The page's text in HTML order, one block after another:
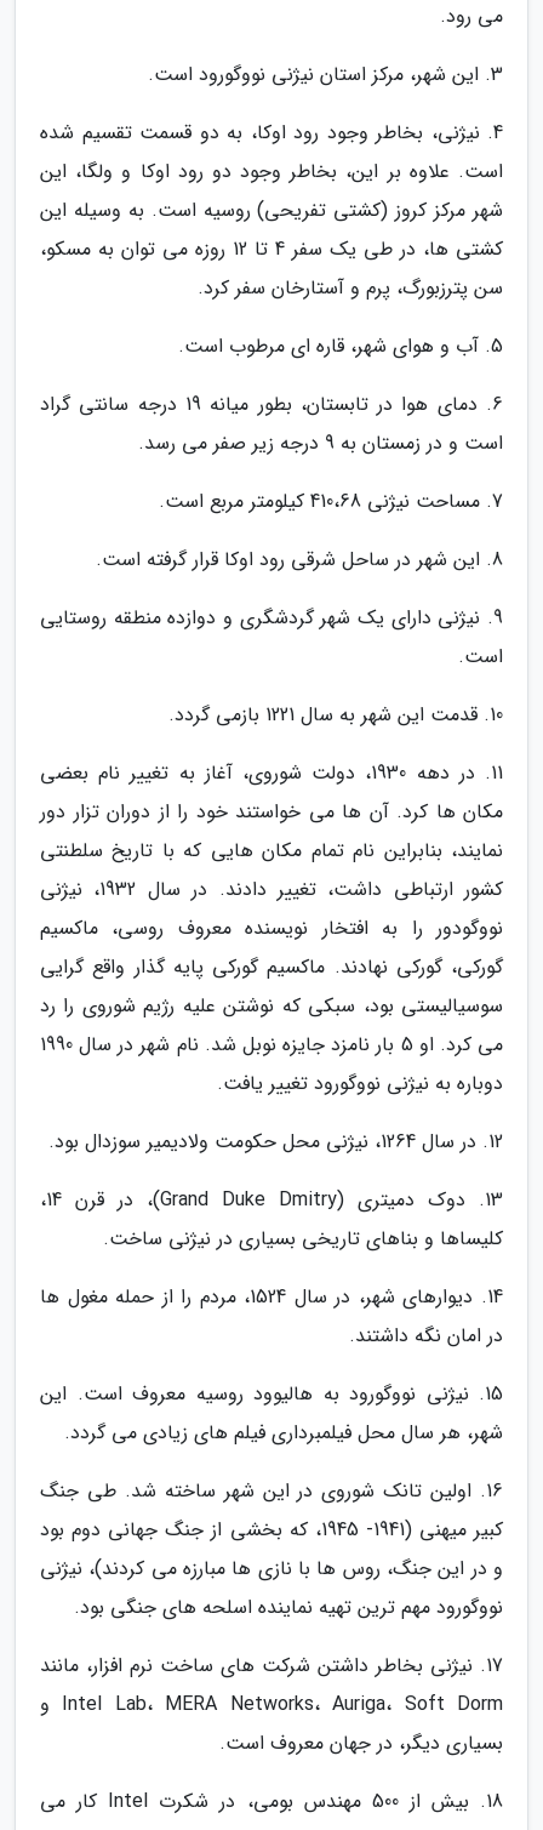
می رود.
3. این شهر، مرکز استان نیژنی نووگورود است.
4. نیژنی، بخاطر وجود رود اوکا، به دو قسمت تقسیم شده
است. علاوه بر این، بخاطر وجود دو رود اوکا و ولگا، این
شهر مرکز کروز (کشتی تفریحی) روسیه است. به وسیله این
کشتی ها، در طی یک سفر 4 تا 12 روزه می توان به مسکو،
سن پترزبورگ، پرم و آستارخان سفر کرد.
5. آب و هوای شهر، قاره ای مرطوب است.
6. دمای هوا در تابستان، بطور میانه 19 درجه سانتی گراد
است و در زمستان به 9 درجه زیر صفر می رسد.
7. مساحت نیژنی 410،68 کیلومتر مربع است.
8. این شهر در ساحل شرقی رود اوکا قرار گرفته است.
9. نیژنی دارای یک شهر گردشگری و دوازده منطقه روستایی
است.
10. قدمت این شهر به سال 1221 بازمی گردد.
11. در دهه 1930، دولت شوروی، آغاز به تغییر نام بعضی
مکان ها کرد. آن ها می خواستند خود را از دوران تزار دور
نمایند، بنابراین نام تمام مکان هایی که با تاریخ سلطنتی
کشور ارتباطی داشت، تغییر دادند. در سال 1932، نیژنی
نووگودور را به افتخار نویسنده معروف روسی، ماکسیم
گورکی، گورکی نهادند. ماکسیم گورکی پایه گذار واقع گرایی
سوسیالیستی بود، سبکی که نوشتن علیه رژیم شوروی را رد
می کرد. او 5 بار نامزد جایزه نوبل شد. نام شهر در سال 1990
دوباره به نیژنی نووگورود تغییر یافت.
12. در سال 1264، نیژنی محل حکومت ولادیمیر سوزدال بود.
13. دوک دمیتری (Grand Duke Dmitry)، در قرن 14،
کلیساها و بناهای تاریخی بسیاری در نیژنی ساخت.
14. دیوارهای شهر، در سال 1524، مردم را از حمله مغول ها
در امان نگه داشتند.
15. نیژنی نووگورود به هالیوود روسیه معروف است. این
شهر، هر سال محل فیلمبرداری فیلم های زیادی می گردد.
16. اولین تانک شوروی در این شهر ساخته شد. طی جنگ
کبیر میهنی (1941- 1945، که بخشی از جنگ جهانی دوم بود
و در این جنگ، روس ها با نازی ها مبارزه می کردند)، نیژنی
نووگورود مهم ترین تهیه نماینده اسلحه های جنگی بود.
17. نیژنی بخاطر داشتن شرکت های ساخت نرم افزار، مانند
Intel Lab، MERA Networks، Auriga، Soft Dorm و
بسیاری دیگر، در جهان معروف است.
18. بیش از 500 مهندس بومی، در شکرت Intel کار می